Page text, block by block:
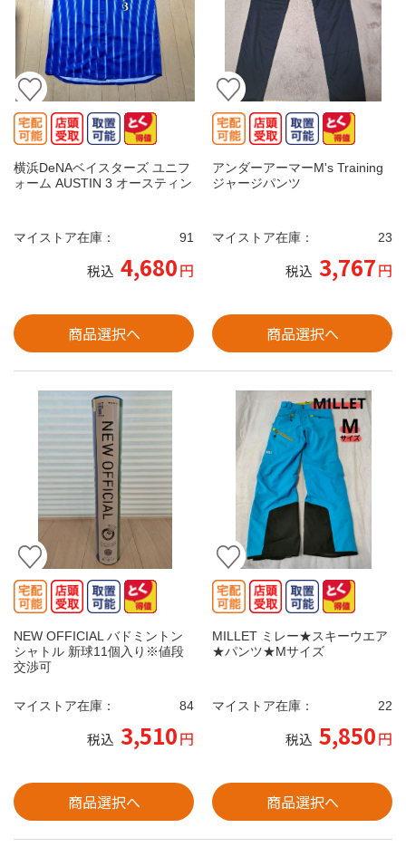
横浜DeNAベイスターズ ユニフ
ォーム AUSTIN 3 オースティン
マイストア在庫： 91
税込 4,680円
商品選択へ
アンダーアーマーM's Training
ジャージパンツ
マイストア在庫： 23
税込 3,767円
商品選択へ
NEW OFFICIAL バドミントン
シャトル 新球11個入り※値段
交渉可
マイストア在庫： 84
税込 3,510円
商品選択へ
MILLET ミレー★スキーウエア
★パンツ★Mサイズ
マイストア在庫： 22
税込 5,850円
商品選択へ